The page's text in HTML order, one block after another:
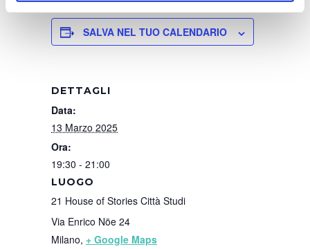
SALVA NEL TUO CALENDARIO
DETTAGLI
Data:
13 Marzo 2025
Ora:
19:30 - 21:00
LUOGO
21 House of Stories Città Studi
Via Enrico Nöe 24
Milano, + Google Maps